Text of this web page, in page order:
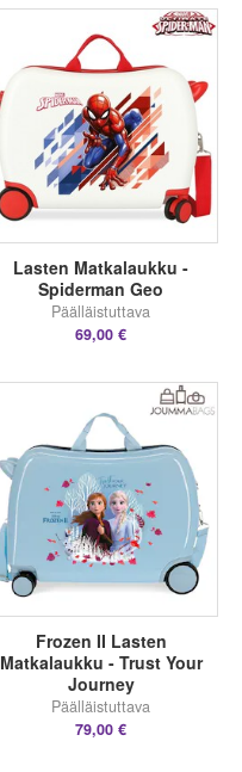
Lasten Matkalaukku -
Spiderman Geo
Päälläistuttava
69,00 €
Frozen II Lasten
Matkalaukku - Trust Your
Journey
Päälläistuttava
79,00 €